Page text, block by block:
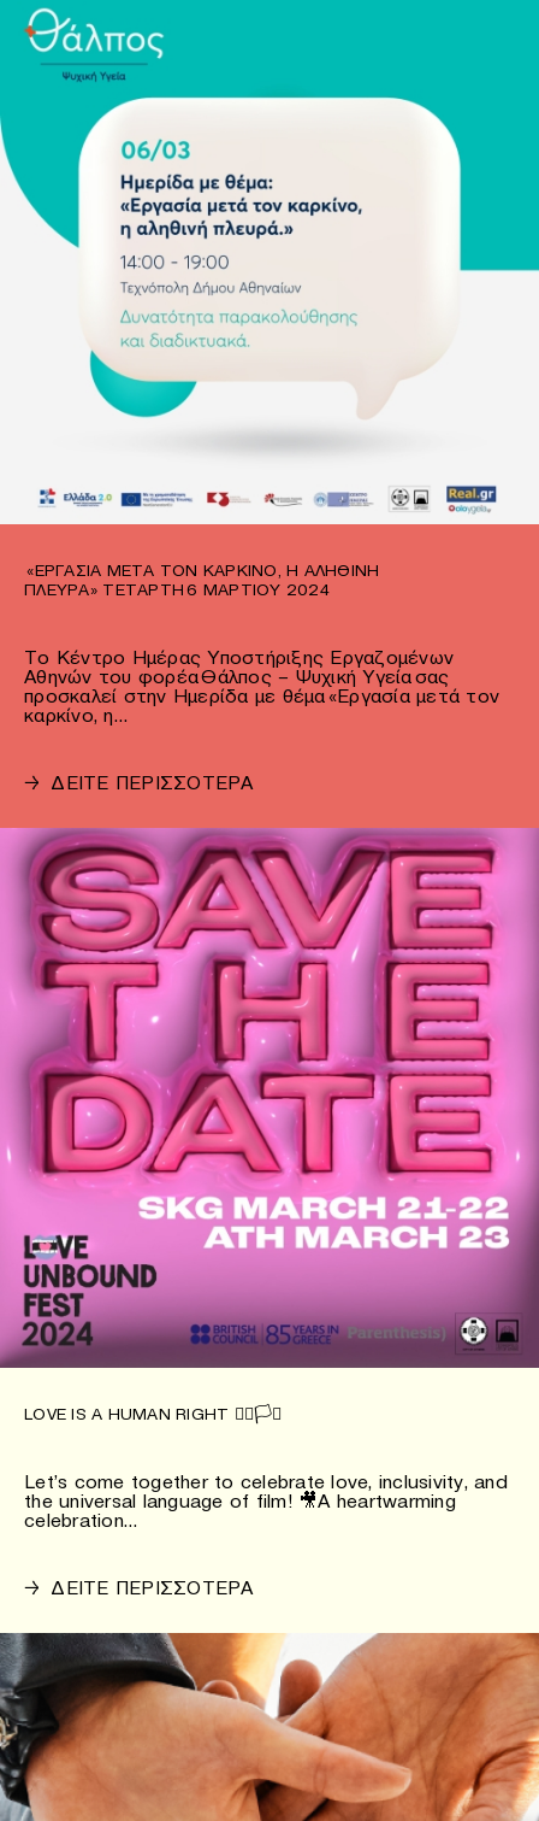
«ΕΡΓΑΣΊΑ ΜΕΤΆ ΤΟΝ ΚΑΡΚΊΝΟ, Η ΑΛΗΘΙΝΉ
ΠΛΕΥΡΆ» ΤΕΤΆΡΤΗ 6 ΜΑΡΤΊΟΥ 2024
To Κέντρο Ημέρας Υποστήριξης Εργαζομένων
Αθηνών του φορέα Θάλπος – Ψυχική Υγεία σας
προσκαλεί στην Ημερίδα με θέμα «Εργασία μετά τον
καρκίνο, η…
→ ΔΕΙΤΕ ΠΕΡΙΣΣΟΤΕΡΑ
LOVE IS A HUMAN RIGHT 🏳️‍🌈🏳️‍⚧️
Let’s come together to celebrate love, inclusivity, and
the universal language of film! 🎥A heartwarming
celebration…
→ ΔΕΙΤΕ ΠΕΡΙΣΣΟΤΕΡΑ